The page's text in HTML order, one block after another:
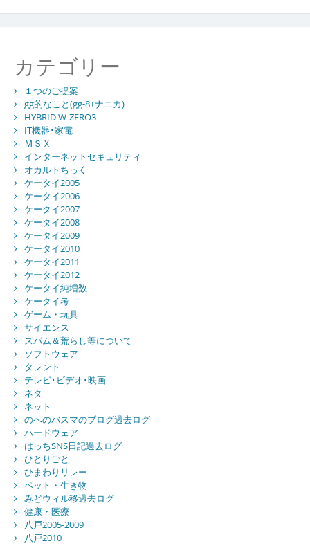
カテゴリー
１つのご提案
gg的なこと(gg-8+ナニカ)
HYBRID W-ZERO3
IT機器･家電
ＭＳＸ
インターネットセキュリティ
オカルトちっく
ケータイ2005
ケータイ2006
ケータイ2007
ケータイ2008
ケータイ2009
ケータイ2010
ケータイ2011
ケータイ2012
ケータイ純増数
ケータイ考
ゲーム・玩具
サイエンス
スパム＆荒らし等について
ソフトウェア
タレント
テレビ･ビデオ･映画
ネタ
ネット
のへのバスマのブログ過去ログ
ハードウェア
はっちSNS日記過去ログ
ひとりごと
ひまわりリレー
ペット・生き物
みどウィル移過去ログ
健康・医療
八戸2005-2009
八戸2010